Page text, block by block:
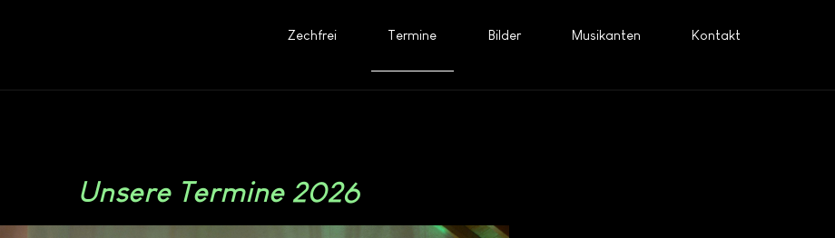
Zechfrei Termine Bilder Musikanten Kontakt
Unsere Termine 2026